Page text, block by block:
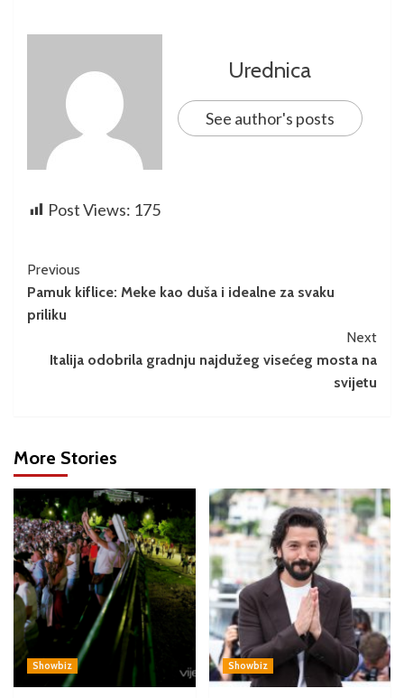
Urednica
See author's posts
Post Views: 175
Previous
Pamuk kiflice: Meke kao duša i idealne za svaku
priliku
Next
Italija odobrila gradnju najdužeg visećeg mosta na
svijetu
More Stories
Showbiz Showbiz